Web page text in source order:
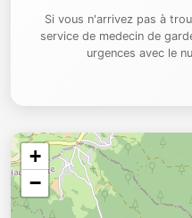
Si vous n'arrivez pas à
service de medecin de
urgences avec le
+
−